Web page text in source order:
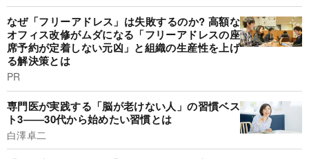
なぜ「フリーアドレス」は失敗するのか? 高額な
オフィス改修がムダになる「フリーアドレスの座
席予約が定着しない元凶」と組織の生産性を上げ
る解決策とは
PR
専門医が実践する「脳が老けない人」の習慣ベス
ト3――30代から始めたい習慣とは
白澤卓二